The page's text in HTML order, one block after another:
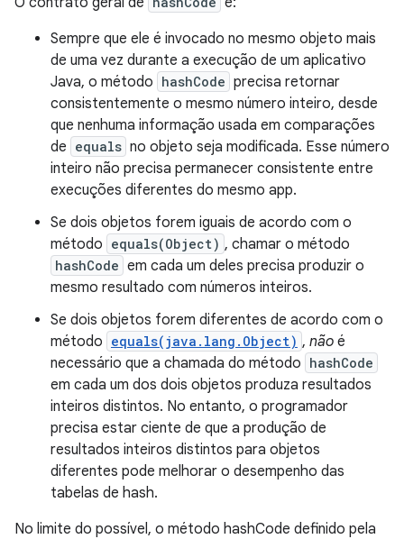
Sempre que ele é invocado no mesmo objeto mais
de uma vez durante a execução de um aplicativo
Java, o método hashCode precisa retornar
consistentemente o mesmo número inteiro, desde
que nenhuma informação usada em comparações
de equals no objeto seja modificada. Esse número
inteiro não precisa permanecer consistente entre
execuções diferentes do mesmo app.
Se dois objetos forem iguais de acordo com o
método equals(Object) , chamar o método
hashCode em cada um deles precisa produzir o
mesmo resultado com números inteiros.
Se dois objetos forem diferentes de acordo com o
método equals(java.lang.Object) , não é
necessário que a chamada do método hashCode
em cada um dos dois objetos produza resultados
inteiros distintos. No entanto, o programador
precisa estar ciente de que a produção de
resultados inteiros distintos para objetos
diferentes pode melhorar o desempenho das
tabelas de hash.
No limite do possível, o método hashCode definido pela